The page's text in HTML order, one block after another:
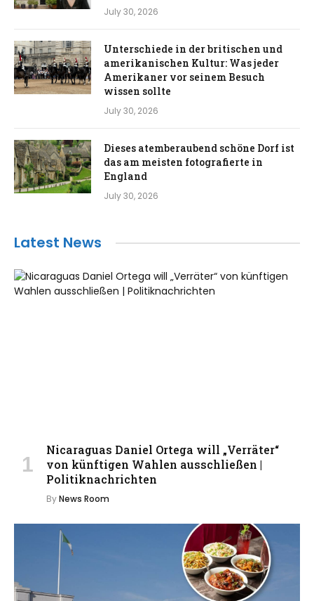
July 30, 2026
Unterschiede in der britischen und
amerikanischen Kultur: Was jeder
Amerikaner vor seinem Besuch
wissen sollte
July 30, 2026
Dieses atemberaubend schöne Dorf ist
das am meisten fotografierte in
England
July 30, 2026
Latest News
Nicaraguas Daniel Ortega will „Verräter“
von künftigen Wahlen ausschließen |
Politiknachrichten
ByNews Room